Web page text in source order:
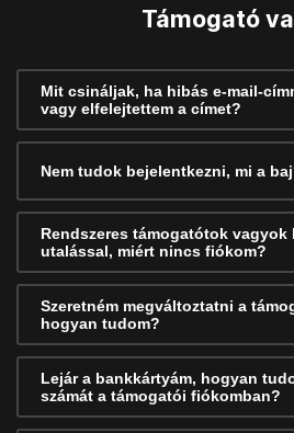
Támogató
Mit csináljak, ha hibás e-mail-
vagy elfelejtettem a címet?
Nem tudok bejelentkezni, mi a
Rendszeres támogatótok vagyok
utalással, miért nincs fiókom?
Szeretném megváltoztatni a
hogyan tudom?
Lejár a bankkártyám, hogyan
számát a támogatói fiókomban?